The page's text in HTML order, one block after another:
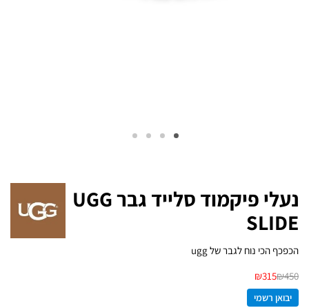
נעלי פיקמוד סלייד גבר UGG
SLIDE
הכפכף הכי נוח לגבר של ugg
₪450
₪315
יבואן רשמי